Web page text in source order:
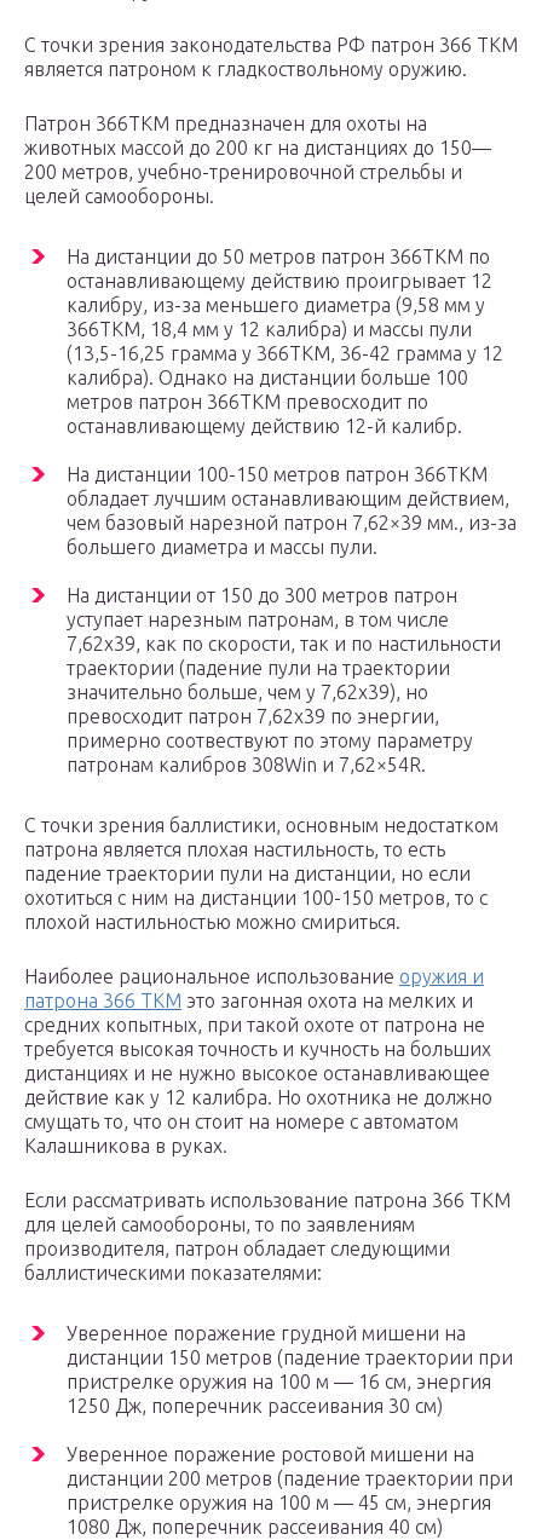
С точки зрения законодательства РФ патрон 366 ТКМ
является патроном к гладкоствольному оружию.
Патрон 366ТКМ предназначен для охоты на
животных массой до 200 кг на дистанциях до 150—
200 метров, учебно-тренировочной стрельбы и
целей самообороны.
На дистанции до 50 метров патрон 366ТКМ по
останавливающему действию проигрывает 12
калибру, из-за меньшего диаметра (9,58 мм у
366ТКМ, 18,4 мм у 12 калибра) и массы пули
(13,5-16,25 грамма у 366ТКМ, 36-42 грамма у 12
калибра). Однако на дистанции больше 100
метров патрон 366ТКМ превосходит по
останавливающему действию 12-й калибр.
На дистанции 100-150 метров патрон 366ТКМ
обладает лучшим останавливающим действием,
чем базовый нарезной патрон 7,62×39 мм., из-за
большего диаметра и массы пули.
На дистанции от 150 до 300 метров патрон
уступает нарезным патронам, в том числе
7,62х39, как по скорости, так и по настильности
траектории (падение пули на траектории
значительно больше, чем у 7,62х39), но
превосходит патрон 7,62х39 по энергии,
примерно соотвествуют по этому параметру
патронам калибров 308Win и 7,62×54R.
С точки зрения баллистики, основным недостатком
патрона является плохая настильность, то есть
падение траектории пули на дистанции, но если
охотиться с ним на дистанции 100-150 метров, то с
плохой настильностью можно смириться.
Наиболее рациональное использование оружия и
патрона 366 ТКМ это загонная охота на мелких и
средних копытных, при такой охоте от патрона не
требуется высокая точность и кучность на больших
дистанциях и не нужно высокое останавливающее
действие как у 12 калибра. Но охотника не должно
смущать то, что он стоит на номере с автоматом
Калашникова в руках.
Если рассматривать использование патрона 366 ТКМ
для целей самообороны, то по заявлениям
производителя, патрон обладает следующими
баллистическими показателями:
Уверенное поражение грудной мишени на
дистанции 150 метров (падение траектории при
пристрелке оружия на 100 м — 16 см, энергия
1250 Дж, поперечник рассеивания 30 см)
Уверенное поражение ростовой мишени на
дистанции 200 метров (падение траектории при
пристрелке оружия на 100 м — 45 см, энергия
1080 Дж, поперечник рассеивания 40 см)